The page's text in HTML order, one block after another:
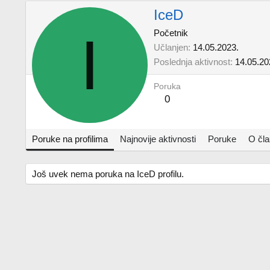
I
IceD
Početnik
Učlanjen 14.05.2023.
Poslednja aktivnost
Poruka
0
Poruke na profilima Najnovije aktivnosti Poruke O
Još uvek nema poruka na IceD profilu.